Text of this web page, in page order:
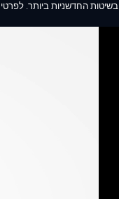
החדשניות ביותר. לפרטים